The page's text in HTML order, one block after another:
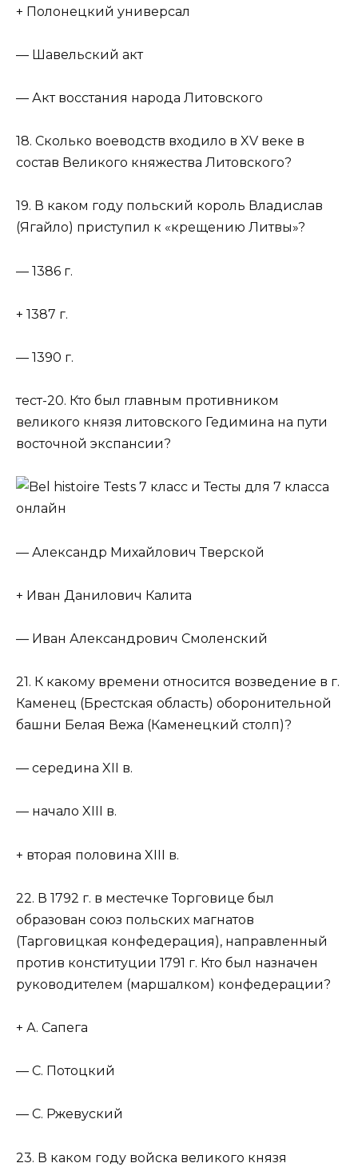
+ Полонецкий универсал
— Шавельский акт
— Акт восстания народа Литовского
18. Сколько воеводств входило в XV веке в
состав Великого княжества Литовского?
19. В каком году польский король Владислав
(Ягайло) приступил к «крещению Литвы»?
— 1386 г.
+ 1387 г.
— 1390 г.
тест-20. Кто был главным противником
великого князя литовского Гедимина на пути
восточной экспансии?
— Александр Михайлович Тверской
+ Иван Данилович Калита
— Иван Александрович Смоленский
21. К какому времени относится возведение в г.
Каменец (Брестская область) оборонительной
башни Белая Вежа (Каменецкий столп)?
— середина XII в.
— начало XIII в.
+ вторая половина XIII в.
22. В 1792 г. в местечке Торговице был
образован союз польских магнатов
(Тарговицкая конфедерация), направленный
против конституции 1791 г. Кто был назначен
руководителем (маршалком) конфедерации?
+ А. Сапега
— С. Потоцкий
— С. Ржевуский
23. В каком году войска великого князя